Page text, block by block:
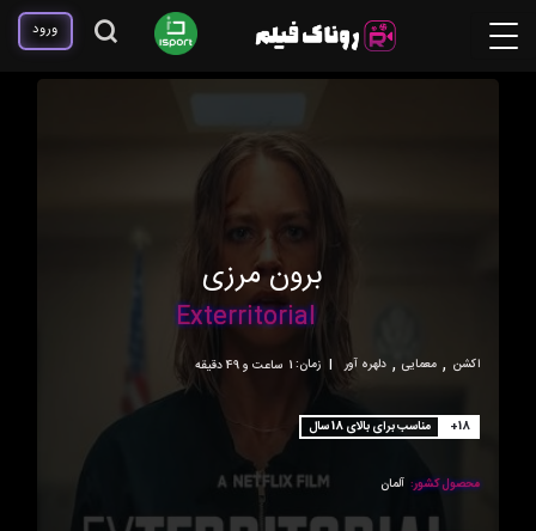
ورود
برون مرزی
Exterritorial
اکشن , معمایی , دلهره آور | زمان: 1ساعت و 49 دقیقه
+18 مناسب برای بالای 18 سال
محصول کشور: آلمان